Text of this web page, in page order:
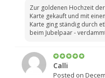
Zur goldenen Hochzeit
Karte gekauft und mit
Karte ging ständig durch
beim Jubelpaar -
Calli
Posted on